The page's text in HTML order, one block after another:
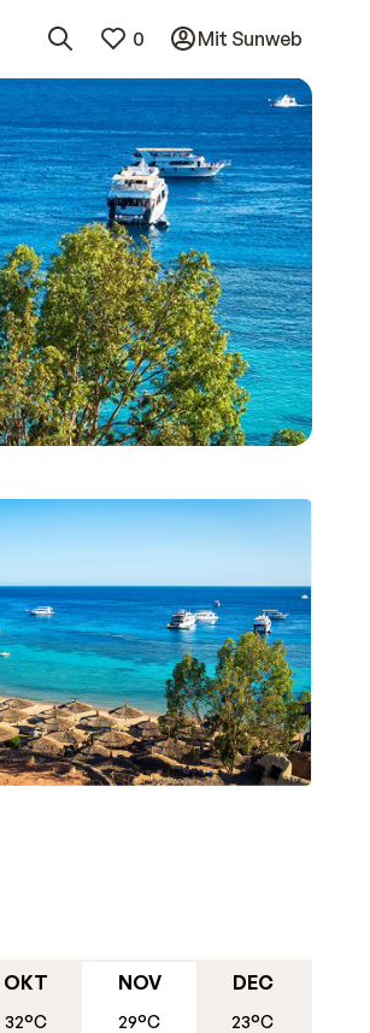
0 Mit Sunweb
OKT
32°C
NOV
29°C
DEC
23°C